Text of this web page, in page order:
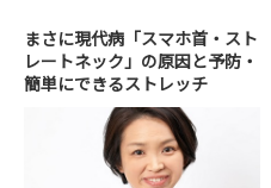
まさに現代病「スマホ首・スト
レートネック」の原因と予防・
簡単にできるストレッチ